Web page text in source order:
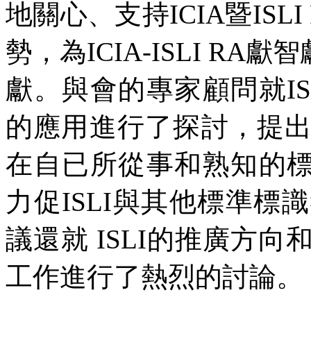
地關心、支持ICIA暨
勢，為ICIA-ISLI RA獻
獻。與會的專家顧問就
的應用進行了探討，提
在自已所從事和熟知的
力促ISLI與其他標準標
議還就 ISLI的推廣方向
工作進行了熱烈的討論。